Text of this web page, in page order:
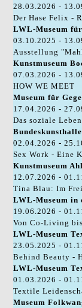
28.03.2026 -
Der Hase Felix -
LWL-Museum
03.10.2025 -
Ausstellung
Kunstmuseum
07.03.2026 -
HOW WE MEET
Museum für
17.04.2026 -
Das soziale
02.04.2026 -
Sex Work - Eine
Kunstmuseum
12.07.2026 -
Tina Blau: Im
LWL-Museum in
19.06.2026 -
Von Co-Living
LWL-Museum
23.05.2025 -
Behind Beauty -
LWL-Museum
01.03.2026 -
Textile
Museum